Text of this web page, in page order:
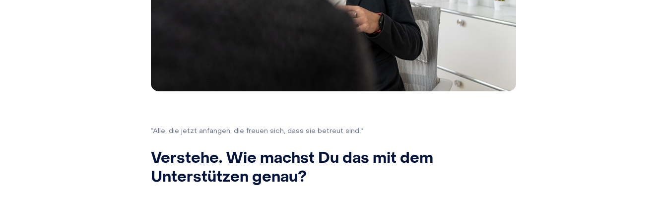
“Alle, die jetzt anfangen, die freuen sich, dass sie betreut sind.”
Verstehe. Wie machst Du das mit dem
Unterstützen genau?